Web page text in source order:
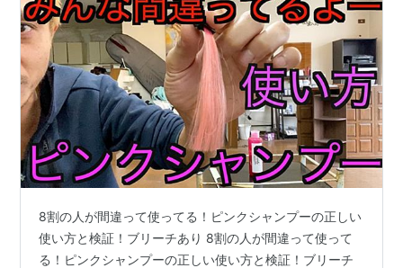
8割の人が間違って使ってる！ピンクシャンプーの正しい
使い方と検証！ブリーチあり 8割の人が間違って使って
る！ピンクシャンプーの正しい使い方と検証！ブリーチ